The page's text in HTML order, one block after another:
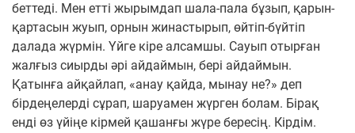
беттеді. Мен етті жырымдап шала-пала бұзып, қарын-
қартасын жуып, орнын жинастырып, өйтіп-бүйтіп
далада жүрмін. Үйге кіре алсамшы. Сауып отырған
жалғыз сиырды әрі айдаймын, бері айдаймын.
Қатынға айқайлап, «анау қайда, мынау не?» деп
бірдеңелерді сұрап, шаруамен жүрген болам. Бірақ
енді өз үйіңе кірмей қашанғы жүре бересің. Кірдім.